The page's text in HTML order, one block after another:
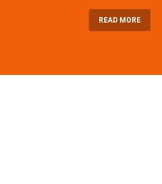
READ MORE